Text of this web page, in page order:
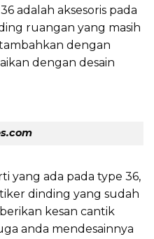
adalah aksesoris pada
ruangan yang masih
dengan
dengan desain
yang ada pada type 36,
dinding yang sudah
kesan cantik
anda mendesainnya